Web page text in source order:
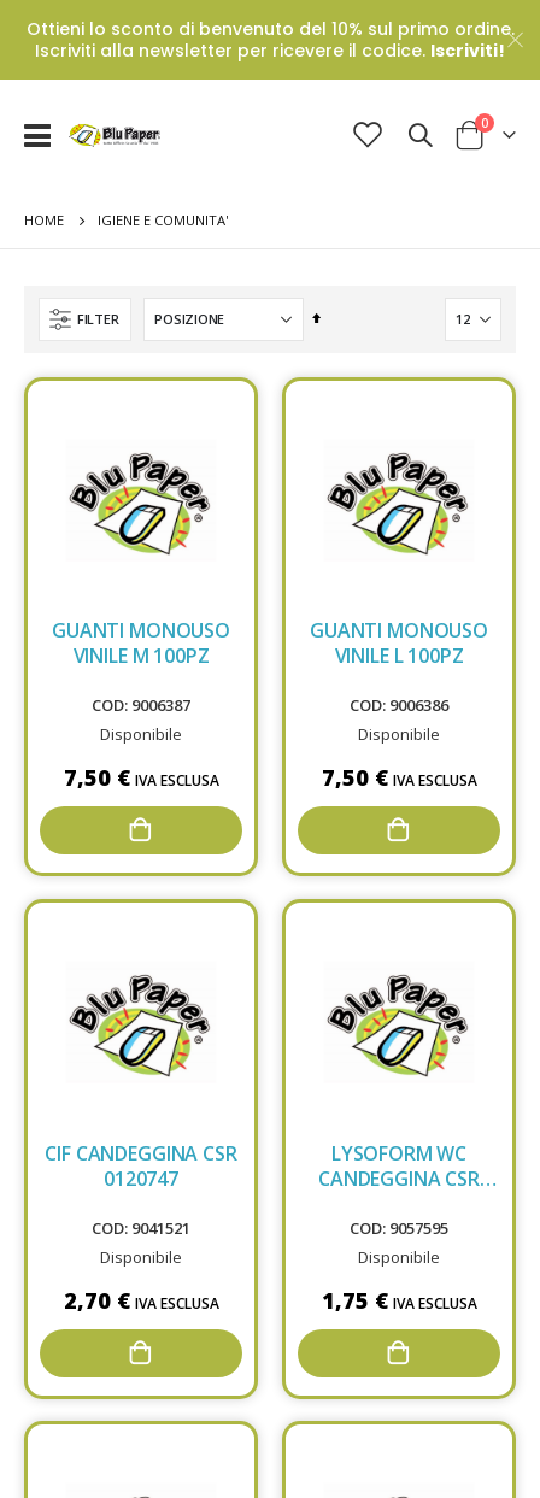
Ottieni lo sconto di benvenuto del 10% sul primo ordine.
Iscriviti alla newsletter per ricevere il codice. Iscriviti!
Toggle
Cart
0Prodotti
HOME IGIENE E COMUNITA'
FILTER
Set
GUANTI MONOUSO
VINILE M 100PZ
COD: 9006387
Disponibile
7,50 € IVA ESCLUSA
GUANTI MONOUSO
VINILE L 100PZ
COD: 9006386
Disponibile
7,50 € IVA ESCLUSA
CIF CANDEGGINA CSR
0120747
COD: 9041521
Disponibile
2,70 € IVA ESCLUSA
LYSOFORM WC
CANDEGGINA CSR
COD: 9057595
Disponibile
1,75 € IVA ESCLUSA